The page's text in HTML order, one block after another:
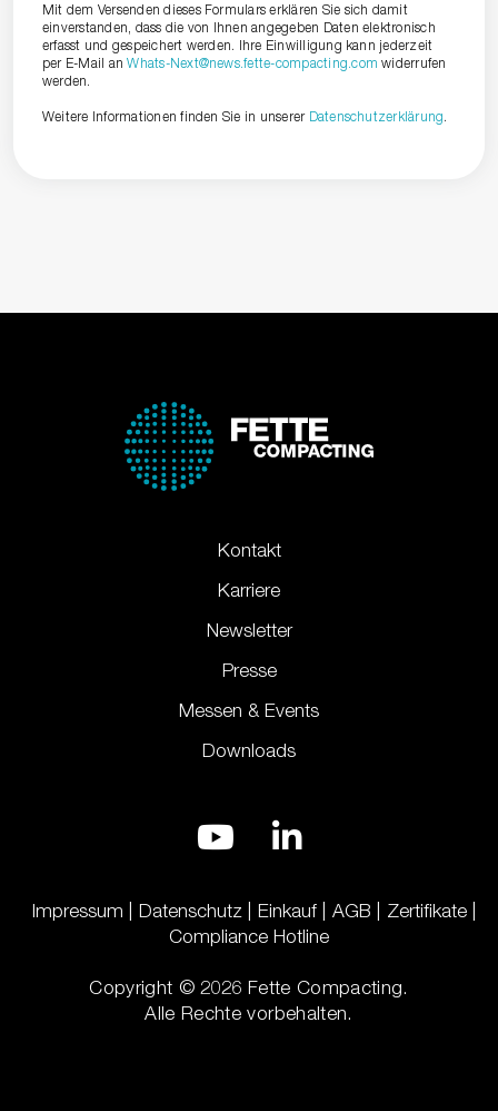
Mit dem Versenden dieses Formulars erklären Sie sich damit
einverstanden, dass die von Ihnen angegeben Daten elektronisch
erfasst und gespeichert werden. Ihre Einwilligung kann jederzeit
per E-Mail anWhats-Next@news.fette-compacting.com widerrufen
werden.
Weitere Informationen finden Sie in unserer Datenschutzerklärung.
Kontakt
Karriere
Newsletter
Presse
Messen & Events
Downloads
Impressum Datenschutz Einkauf AGB
Zertifikate
Compliance Hotline
Copyright © 2026 Fette Compacting.
Alle Rechte vorbehalten.